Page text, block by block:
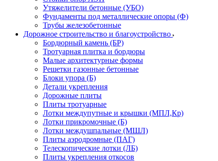
Утяжелители бетонные (УБО)
Фундаменты под металлические опоры (Ф)
Трубы железобетонные
Дорожное строительство и благоустройство
Бордюрный камень (БР)
Тротуарная плитка и бордюры
Малые архитектурные формы
Решетки газонные бетонные
Блоки упора (Б)
Детали укрепления
Дорожные плиты
Плиты тротуарные
Лотки междупутные и крышки (МПЛ,Кр)
Лотки прикромочные (Б)
Лотки междушпальные (МШЛ)
Плиты аэродромные (ПАГ)
Телескопические лотки (ЛБ)
Плиты укрепления откосов